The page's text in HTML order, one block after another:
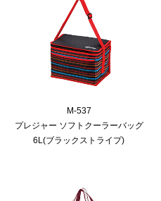
M-537
プレジャー ソフトクーラーバッグ
6L(ブラックストライプ)